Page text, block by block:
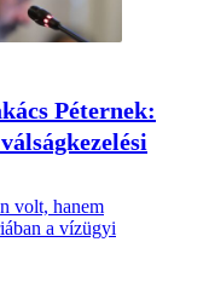
Péternek:
volt, hanem
a vízügyi